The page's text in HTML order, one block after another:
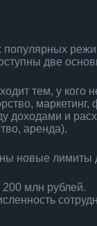
две
тем, у кого
маркетинг,
доходами и
аренда).
новые
млн рублей.